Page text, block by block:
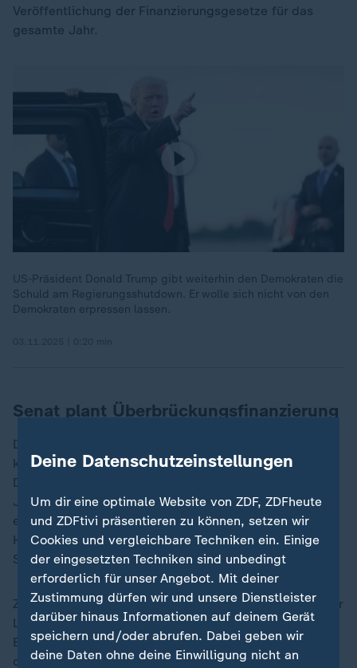
Veröffentlichung der Finanzierungsgesetze für das
gesamte Jahr.
US-Präsident Donald Trump gibt weiterhin den Demokraten die
Schuld am Regierungsshutdown. Er wolle sich nicht von den
Demokraten erpressen lassen.
Senat plant Überbrückungsfinanzierung
Den Plänen zufolge sollen die Senatoren eine
kurzfristige Überbrückungsfinanzierung beschließen.
Diese würde den Betrieb der Regierung bis Ende
Januar sichern und den Gesetzgebern mehr Zeit für
eine Einigung über die verbleibenden neun
Haushaltsgesetze geben, sagte der republikanische
Senator John Hoeven.
Zudem sollen drei Gesetzespakete die Finanzierung für
Landwirtschaft, Ernährungsprogramme, militärische
Bauprojekte, Veteranenprogramme und den Betrieb
des Kongresses bis zum 30. September 2026 sichern.
Deine Datenschutzeinstellungen
Um dir eine optimale Website von ZDF, ZDFheute
und ZDFtivi präsentieren zu können, setzen wir
Cookies und vergleichbare Techniken ein. Einige
der eingesetzten Techniken sind unbedingt
erforderlich für unser Angebot. Mit deiner
Zustimmung dürfen wir und unsere Dienstleister
darüber hinaus Informationen auf deinem Gerät
speichern und/oder abrufen. Dabei geben wir
deine Daten ohne deine Einwilligung nicht an